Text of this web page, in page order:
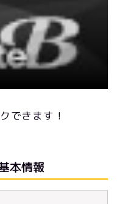
できます！
本情報